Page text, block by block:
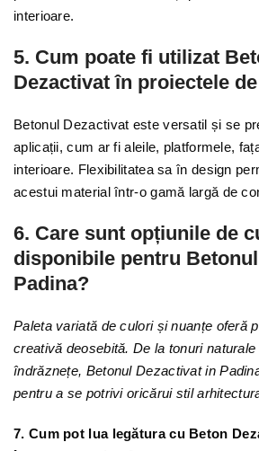
interioare.
5. Cum poate fi utilizat
Dezactivat în proiectele
Betonul Dezactivat este versatil și se
aplicații, cum ar fi aleile, platformele,
interioare. Flexibilitatea sa în design
acestui material într-o gamă largă de
6. Care sunt opțiunile de
disponibile pentru
Padina?
Paleta variată de culori și nuanțe oferă
creativă deosebită. De la tonuri
îndrăznețe, Betonul Dezactivat in
pentru a se potrivi oricărui stil
7. Cum pot lua legătura cu Beton